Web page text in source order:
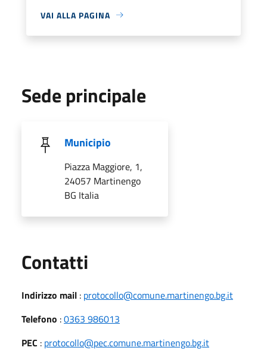
VAI ALLA PAGINA
Sede principale
Municipio
Piazza Maggiore, 1,
24057 Martinengo
BG Italia
Contatti
Indirizzo mail : protocollo@comune.martinengo.bg.it
Telefono :0363 986013
PEC : protocollo@pec.comune.martinengo.bg.it